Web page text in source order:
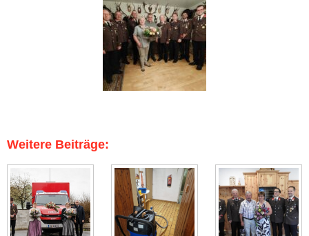
Weitere Beiträge: